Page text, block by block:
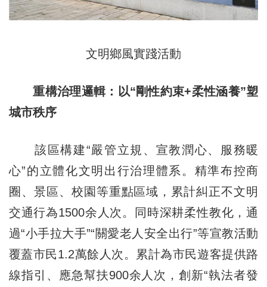
文明鄉風實踐活動
重構治理邏輯：以“剛性約束+柔性涵養”塑
城市秩序
該區構建“嚴管立規、宣教潤心、服務暖
心”的立體化文明出行治理體系。精準布控商
圈、景區、校園等重點區域，累計糾正不文明
交通行為1500余人次。同時深耕柔性教化，通
過“小手拉大手”“關愛老人安全出行”等宣教活動
覆蓋市民1.2萬餘人次。累計為市民遊客提供路
線指引、應急幫扶900余人次，創新“執法者發